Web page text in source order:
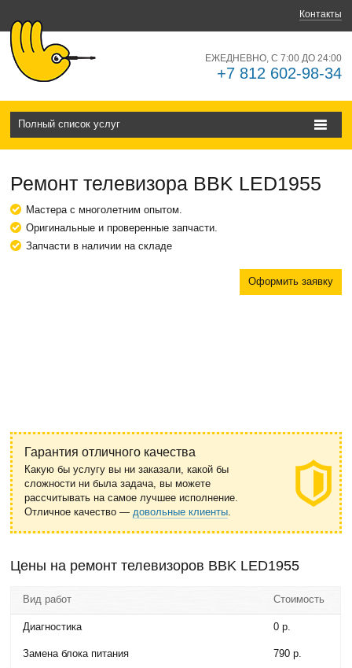
Контакты
ЕЖЕДНЕВНО, С 7:00 ДО 24:00
+7 812 602-98-34
Полный список услуг
Ремонт телевизора BBK LED1955
Мастера с многолетним опытом.
Оригинальные и проверенные запчасти.
Запчасти в наличии на складе
Оформить заявку
Гарантия отличного качества
Какую бы услугу вы ни заказали, какой бы
сложности ни была задача, вы можете
рассчитывать на самое лучшее исполнение.
Отличное качество —довольные клиенты.
Цены на ремонт телевизоров BBK LED1955
Вид работ Стоимость
Диагностика 0 р.
Замена блока питания 790 р.